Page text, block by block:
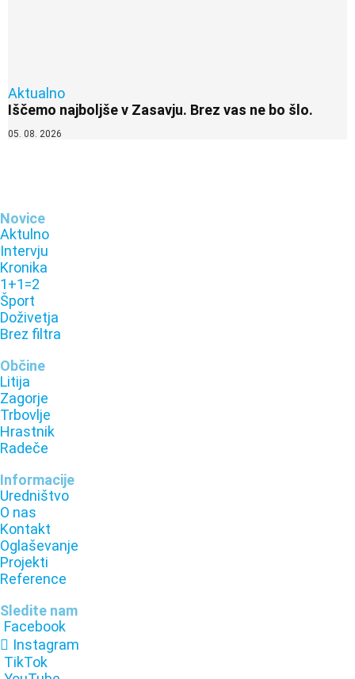
Aktualno
Iščemo najboljše v Zasavju. Brez vas ne bo šlo.
05. 08. 2026
Novice
Aktulno
Intervju
Kronika
1+1=2
Šport
Doživetja
Brez filtra
Občine
Litija
Zagorje
Trbovlje
Hrastnik
Radeče
Informacije
Uredništvo
O nas
Kontakt
Oglaševanje
Projekti
Reference
Sledite nam
Facebook
Instagram
TikTok